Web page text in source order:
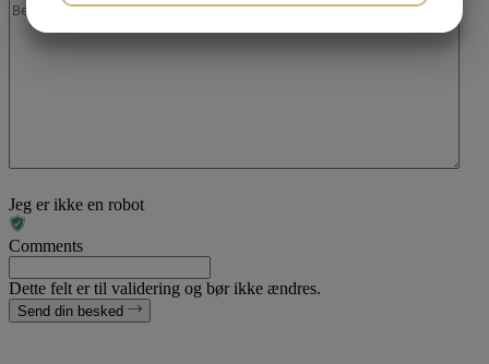
Jeg er ikke en robot
Comments
Dette felt er til validering og bør ikke ændres.
Send din besked